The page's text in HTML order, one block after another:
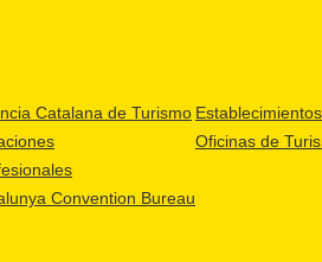
Catalana de Turismo
Convention Bureau
Oficinas de